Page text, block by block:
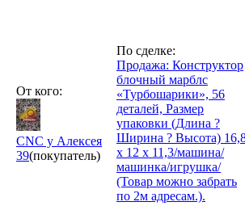
От кого:
CNC у Алексея
39(покупатель)
По сделке:
Продажа: Конструктор
блочный марблс
«Турбошарики», 56
деталей, Размер
упаковки (Длина ?
Ширина ? Высота)
х 12 х 11,3/машина/
машинка/игрушка/
(Товар можно забрать
по 2м адресам.).